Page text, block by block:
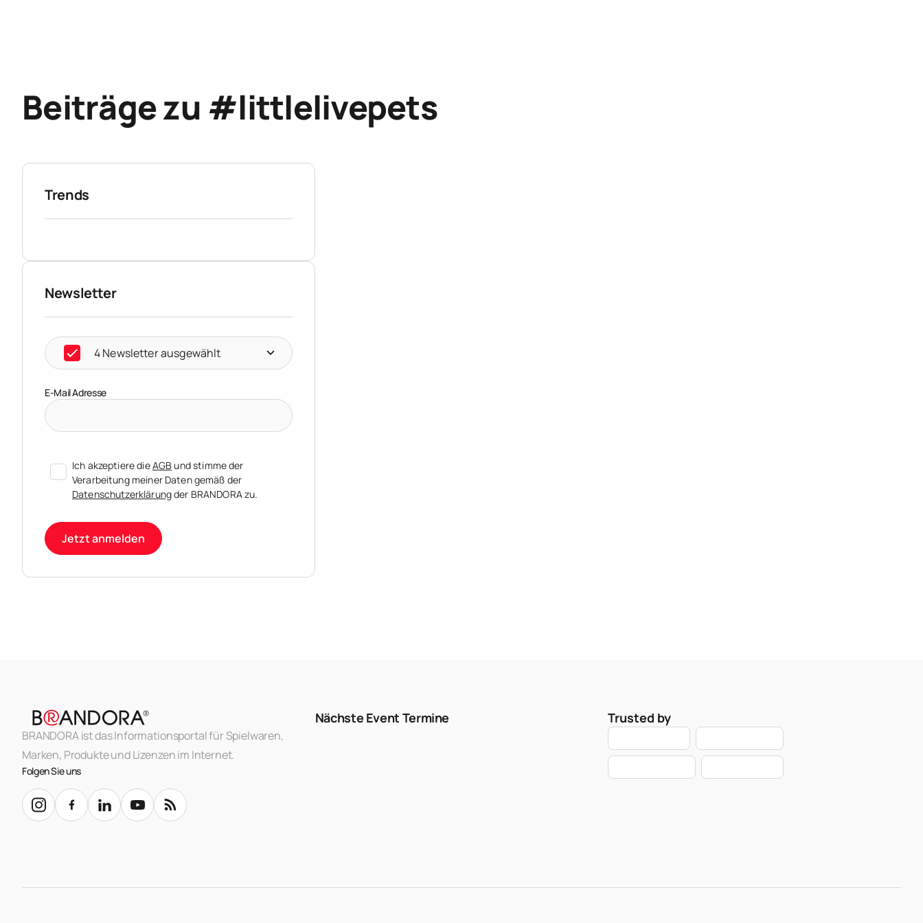
Beiträge zu #littlelivepets
Trends
Newsletter
4 Newsletter ausgewählt
E-Mail Adresse
Ich akzeptiere dieAGBund stimme der
Verarbeitung meiner Daten gemäß der
Datenschutzerklärungder BRANDORA zu.
Jetzt anmelden
BRANDORA ist das Informationsportal für Spielwaren,
Marken, Produkte und Lizenzen im Internet.
Folgen Sie uns
Nächste Event Termine Trusted by